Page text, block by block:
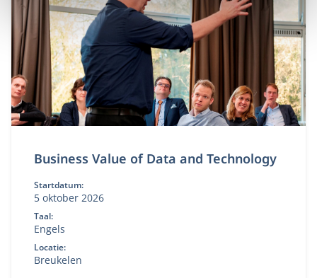
Business Value of Data and Technology
Startdatum:
5 oktober 2026
Taal:
Engels
Locatie:
Breukelen